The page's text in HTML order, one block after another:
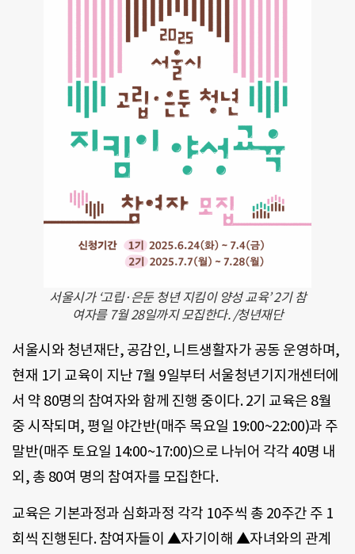
서울시가 ‘고립·은둔 청년 지킴이 양성 교육’ 2기 참
여자를 7월 28일까지 모집한다. /청년재단
서울시와 청년재단, 공감인, 니트생활자가 공동 운영하며,
현재 1기 교육이 지난 7월 9일부터 서울청년기지개센터에
서 약 80명의 참여자와 함께 진행 중이다. 2기 교육은 8월
중 시작되며, 평일 야간반(매주 목요일 19:00~22:00)과 주
말반(매주 토요일 14:00~17:00)으로 나뉘어 각각 40명 내
외, 총 80여 명의 참여자를 모집한다.
교육은 기본과정과 심화과정 각각 10주씩 총 20주간 주 1
회씩 진행된다. 참여자들이 ▲자기이해 ▲자녀와의 관계